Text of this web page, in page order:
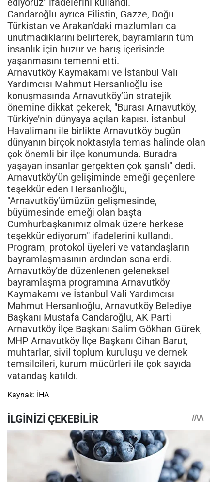
ediyoruz" ifadelerini kullandı.
Candaroğlu ayrıca Filistin, Gazze, Doğu
Türkistan ve Arakan’daki mazlumları da
unutmadıklarını belirterek, bayramların tüm
insanlık için huzur ve barış içerisinde
yaşanmasını temenni etti.
Arnavutköy Kaymakamı ve İstanbul Vali
Yardımcısı Mahmut Hersanlıoğlu ise
konuşmasında Arnavutköy’ün stratejik
önemine dikkat çekerek, "Burası Arnavutköy,
Türkiye’nin dünyaya açılan kapısı. İstanbul
Havalimanı ile birlikte Arnavutköy bugün
dünyanın birçok noktasıyla temas halinde olan
çok önemli bir ilçe konumunda. Buradra
yaşayan insanlar gerçekten çok şanslı" dedi.
Arnavutköy’ün gelişiminde emeği geçenlere
teşekkür eden Hersanlıoğlu,
"Arnavutköy’ümüzün gelişmesinde,
büyümesinde emeği olan başta
Cumhurbaşkanımız olmak üzere herkese
teşekkür ediyorum" ifadelerini kullandı.
Program, protokol üyeleri ve vatandaşların
bayramlaşmasının ardından sona erdi.
Arnavutköy’de düzenlenen geleneksel
bayramlaşma programına Arnavutköy
Kaymakamı ve İstanbul Vali Yardımcısı
Mahmut Hersanlıoğlu, Arnavutköy Belediye
Başkanı Mustafa Candaroğlu, AK Parti
Arnavutköy İlçe Başkanı Salim Gökhan Gürek,
MHP Arnavutköy İlçe Başkanı Cihan Barut,
muhtarlar, sivil toplum kuruluşu ve dernek
temsilcileri, kurum müdürleri ile çok sayıda
vatandaş katıldı.
Kaynak: İHA